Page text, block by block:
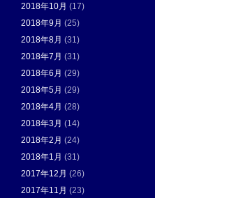
2018年10月 (17)
2018年9月 (25)
2018年8月 (31)
2018年7月 (31)
2018年6月 (29)
2018年5月 (29)
2018年4月 (28)
2018年3月 (14)
2018年2月 (24)
2018年1月 (31)
2017年12月 (26)
2017年11月 (23)